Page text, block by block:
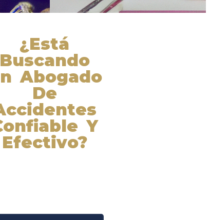
¿Está
Buscando
Abogado
De
Y
Efectivo?